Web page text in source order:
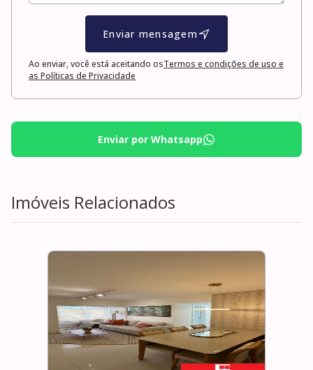
Enviar mensagem
Ao enviar, você está aceitando osTermos e condições de uso e
as Políticas de Privacidade
Enviar por Whatsapp
Imóveis Relacionados